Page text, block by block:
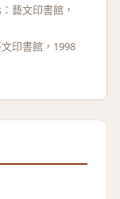
藝文印書館，
印書館，1998